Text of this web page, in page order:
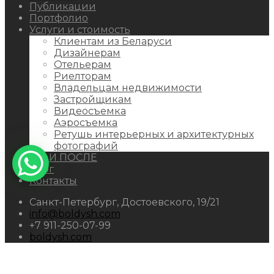
Публикации
Портфолио
Услуги и стоимость
Клиентам из Беларуси
Дизайнерам
Отельерам
Риелторам
Владельцам недвижимости
Застройщикам
Видеосъемка
Аэросъемка
Ретушь интерьерных и архитектурных
фотографий
ДО И ПОСЛЕ
Блог
Контакты
Санкт-Петербург, Достоевского, 19/21
info@boldysh.com
+7 911-250-07-99
boldysh.com